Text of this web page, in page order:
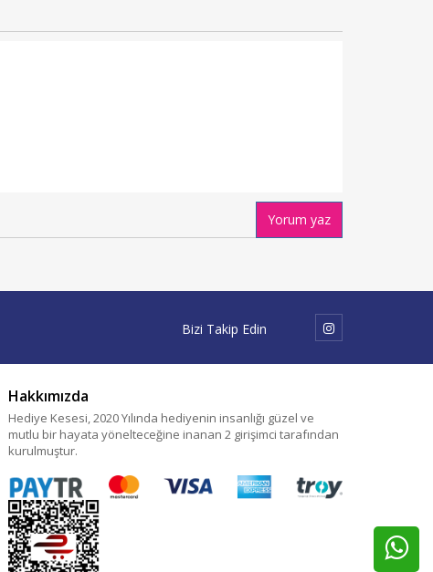
Yorum yaz
Bizi Takip Edin
Hakkımızda
Hediye Kesesi, 2020 Yılında hediyenin insanlığı güzel ve
mutlu bir hayata yönelteceğine inanan 2 girişimci tarafından
kurulmuştur.